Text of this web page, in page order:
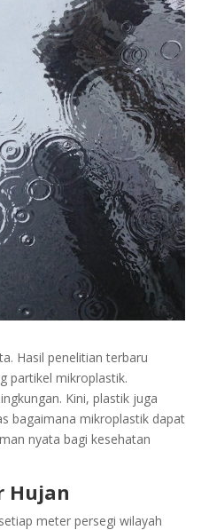
Hasil penelitian terbaru
partikel mikroplastik.
Kini, plastik juga
bagaimana mikroplastik dapat
nyata bagi kesehatan
Hujan
meter persegi wilayah